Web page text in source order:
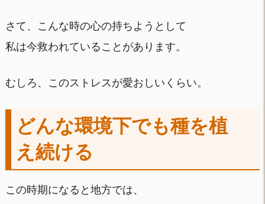
さて、こんな時の心の持ちようとして
私は今救われていることがあります。
むしろ、このストレスが愛おしいくらい。
どんな環境下でも種を植
え続ける
この時期になると地方では、